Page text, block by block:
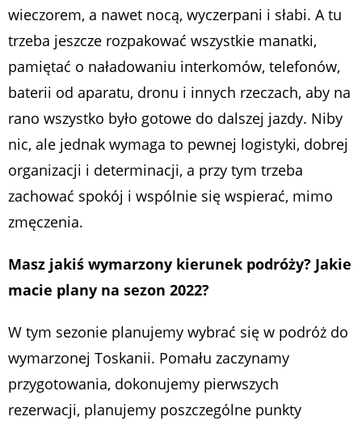
wieczorem, a nawet nocą, wyczerpani i słabi. A tu
trzeba jeszcze rozpakować wszystkie manatki,
pamiętać o naładowaniu interkomów, telefonów,
baterii od aparatu, dronu i innych rzeczach, aby na
rano wszystko było gotowe do dalszej jazdy. Niby
nic, ale jednak wymaga to pewnej logistyki, dobrej
organizacji i determinacji, a przy tym trzeba
zachować spokój i wspólnie się wspierać, mimo
zmęczenia.
Masz jakiś wymarzony kierunek podróży? Jakie
macie plany na sezon 2022?
W tym sezonie planujemy wybrać się w podróż do
wymarzonej Toskanii. Pomału zaczynamy
przygotowania, dokonujemy pierwszych
rezerwacji, planujemy poszczególne punkty